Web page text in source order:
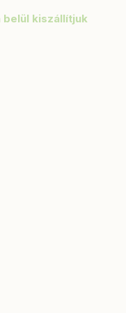
belül kiszállítjuk